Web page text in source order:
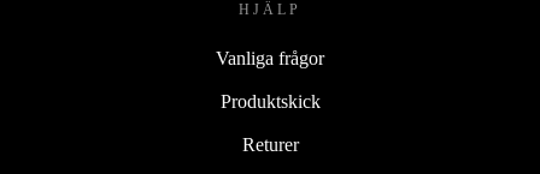
HJÄLP
Vanliga frågor
Produktskick
Returer